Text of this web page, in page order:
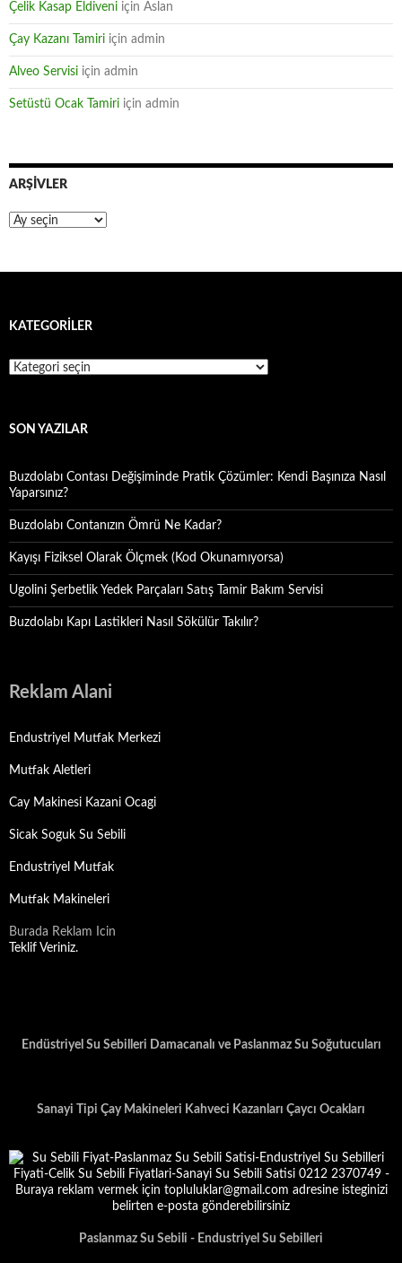
Çelik Kasap Eldiveni için Aslan
Çay Kazanı Tamiri için admin
Alveo Servisi için admin
Setüstü Ocak Tamiri için admin
ARŞIVLER
Arşivler
KATEGORILER
Kategoriler
SON YAZILAR
Buzdolabı Contası Değişiminde Pratik Çözümler: Kendi Başınıza Nasıl
Yaparsınız?
Buzdolabı Contanızın Ömrü Ne Kadar?
Kayışı Fiziksel Olarak Ölçmek (Kod Okunamıyorsa)
Ugolini Şerbetlik Yedek Parçaları Satış Tamir Bakım Servisi
Buzdolabı Kapı Lastikleri Nasıl Sökülür Takılır?
Reklam Alani
Endustriyel Mutfak Merkezi
Mutfak Aletleri
Cay Makinesi Kazani Ocagi
Sicak Soguk Su Sebili
Endustriyel Mutfak
Mutfak Makineleri
Burada Reklam Icin
Teklif Veriniz.
Endüstriyel Su Sebilleri Damacanalı ve Paslanmaz Su Soğutucuları
Sanayi Tipi Çay Makineleri Kahveci Kazanları Çaycı Ocakları
Paslanmaz Su Sebili - Endustriyel Su Sebilleri